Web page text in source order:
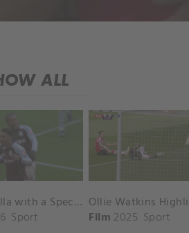
ALL
Aston Villa with a Spectacular Goal vs. Nottingham Forest
Sport
Film 2025 Sport